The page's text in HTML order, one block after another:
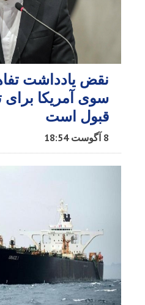
نقض یادداشت
سوی آمریکا برای
قبول است
8 آگوست 18:54